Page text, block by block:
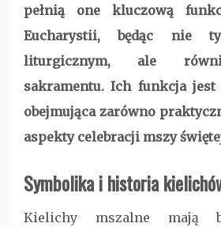
pełnią one kluczową
Eucharystii, będąc nie
liturgicznym, ale
sakramentu. Ich funkcja jest
obejmująca zarówno
aspekty celebracji mszy
Symbolika i historia
Kielichy mszalne mają